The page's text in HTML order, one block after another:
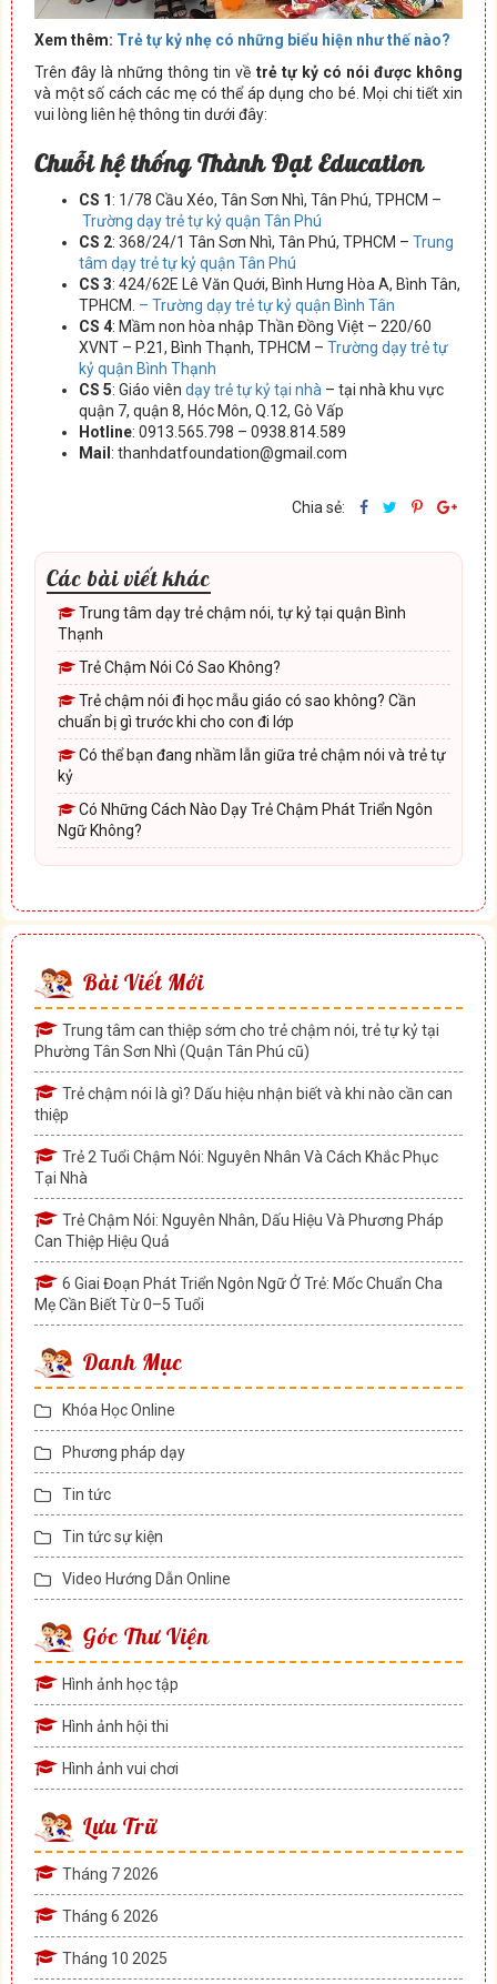
Bài Viết Mới
Trung tâm can thiệp sớm cho trẻ chậm nói, trẻ tự kỷ tại
Phường Tân Sơn Nhì (Quận Tân Phú cũ)
Trẻ chậm nói là gì? Dấu hiệu nhận biết và khi nào cần can
thiệp
Trẻ 2 Tuổi Chậm Nói: Nguyên Nhân Và Cách Khắc Phục
Tại Nhà
Trẻ Chậm Nói: Nguyên Nhân, Dấu Hiệu Và Phương Pháp
Can Thiệp Hiệu Quả
6 Giai Đoạn Phát Triển Ngôn Ngữ Ở Trẻ: Mốc Chuẩn Cha
Mẹ Cần Biết Từ 0–5 Tuổi
Danh Mục
Khóa Học Online
Phương pháp dạy
Tin tức
Tin tức sự kiện
Video Hướng Dẫn Online
Góc Thư Viện
Hình ảnh học tập
Hình ảnh hội thi
Hình ảnh vui chơi
Lưu Trữ
Tháng 7 2026
Tháng 6 2026
Tháng 10 2025
Xem thêm: Trẻ tự kỷ nhẹ có những biểu hiện như thế nào?
Trên đây là những thông tin về trẻ tự kỷ có nói được không
và một số cách các mẹ có thể áp dụng cho bé. Mọi chi tiết xin
vui lòng liên hệ thông tin dưới đây:
Chuỗi hệ thống Thành Đạt Education
CS 1 : 1/78 Cầu Xéo, Tân Sơn Nhì, Tân Phú, TPHCM –
Trường dạy trẻ tự kỷ quận Tân Phú
CS 2: 368/24/1 Tân Sơn Nhì, Tân Phú, TPHCM – Trung
tâm dạy trẻ tự kỷ quận Tân Phú
CS 3: 424/62E Lê Văn Quới, Bình Hưng Hòa A, Bình Tân,
TPHCM. – Trường dạy trẻ tự kỷ quận Bình Tân
CS 4: Mầm non hòa nhập Thần Đồng Việt – 220/60
XVNT – P.21, Bình Thạnh, TPHCM – Trường dạy trẻ tự
kỷ quận Bình Thạnh
CS 5: Giáo viên dạy trẻ tự kỷ tại nhà – tại nhà khu vực
quận 7, quận 8, Hóc Môn, Q.12, Gò Vấp
Hotline: 0913.565.798 – 0938.814.589
Mail : thanhdatfoundation@gmail.com
Chia sẻ:
Các bài viết khác
Trung tâm dạy trẻ chậm nói, tự kỷ tại quận Bình
Thạnh
Trẻ Chậm Nói Có Sao Không?
Trẻ chậm nói đi học mẫu giáo có sao không? Cần
chuẩn bị gì trước khi cho con đi lớp
Có thể bạn đang nhầm lẫn giữa trẻ chậm nói và trẻ tự
kỷ
Có Những Cách Nào Dạy Trẻ Chậm Phát Triển Ngôn
Ngữ Không?